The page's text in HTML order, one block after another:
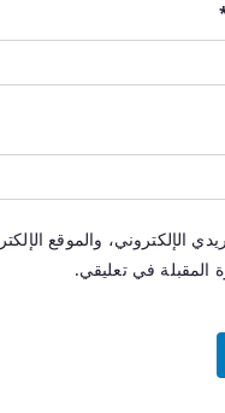
الإلكتروني، والموقع
المقبلة في تعليقي.